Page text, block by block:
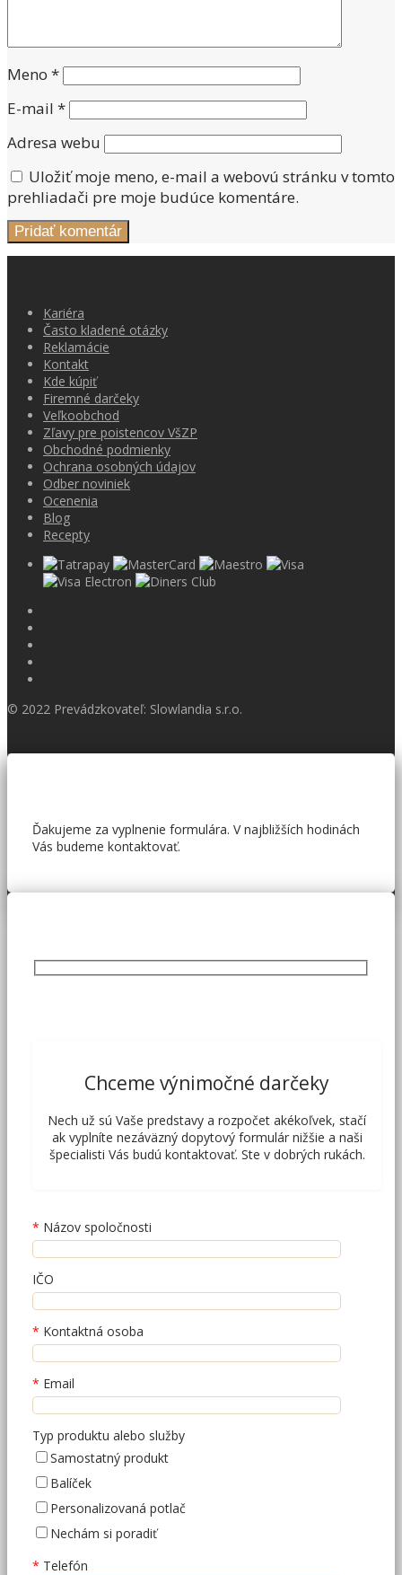
Meno *
E-mail *
Adresa webu
Uložiť moje meno, e-mail a webovú stránku v tomto
prehliadači pre moje budúce komentáre.
Kariéra
Často kladené otázky
Reklamácie
Kontakt
Kde kúpiť
Firemné darčeky
Veľkoobchod
Zľavy pre poistencov VšZP
Obchodné podmienky
Ochrana osobných údajov
Odber noviniek
Ocenenia
Blog
Recepty
© 2022 Prevádzkovateľ: Slowlandia s.r.o.
Ďakujeme za vyplnenie formulára. V najbližších hodinách
Vás budeme kontaktovať.
Chceme výnimočné darčeky
Nech už sú Vaše predstavy a rozpočet akékoľvek, stačí
ak vyplníte nezáväzný dopytový formulár nižšie a naši
špecialisti Vás budú kontaktovať. Ste v dobrých rukách.
Názov spoločnosti
IČO
Kontaktná osoba
Email
Typ produktu alebo služby
Samostatný produkt
Balíček
Personalizovaná potlač
Nechám si poradiť
Telefón